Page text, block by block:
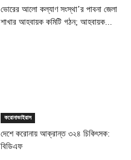
ভোরের আলো কল্যাণ সংস্থা’র পাবনা জেলা
শাখার আহবায়ক কমিটি গঠন; আহবায়ক...
করোনাভাইরাস
দেশে করোনায় আক্রান্ত ৩২৪ চিকিৎসক:
বিডিএফ